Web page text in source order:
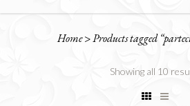
content
Home>Products tagged
Showing all 10